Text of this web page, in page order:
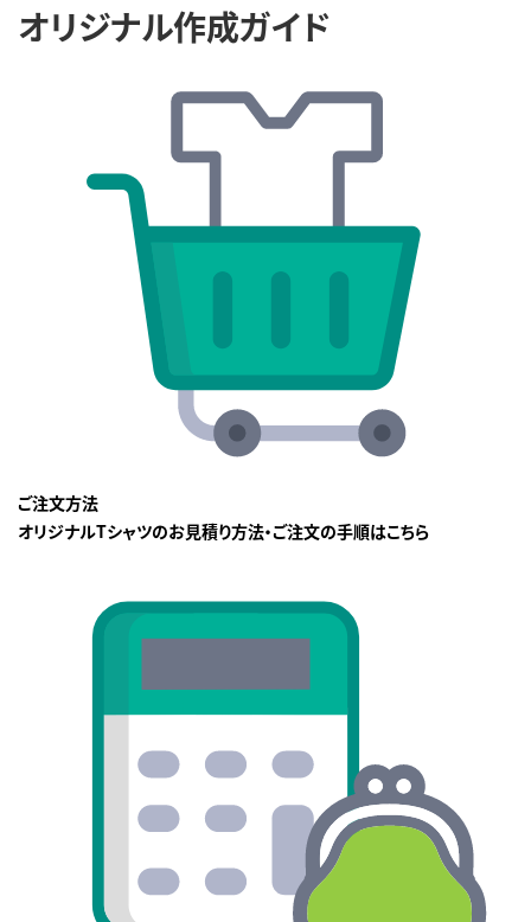
オリジナル作成ガイド
ご注文方法
オリジナルTシャツのお見積り方法・ご注文の手順はこちら